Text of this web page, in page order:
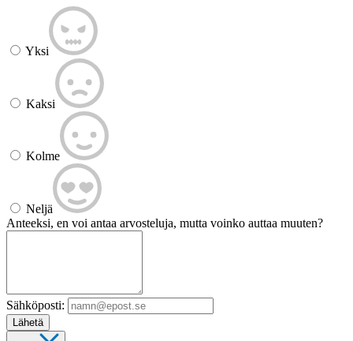
Yksi
Kaksi
Kolme
Neljä
Anteeksi, en voi antaa arvosteluja, mutta voinko auttaa muuten?
Sähköposti:
Lähetä